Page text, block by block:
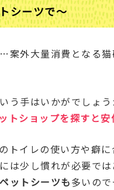
シーツで～
案外大量消費となる
う手はいかがでしょう
トショップを探すと
トイレの使い方や癖
は少し慣れが必要では
ットシーツも多いの